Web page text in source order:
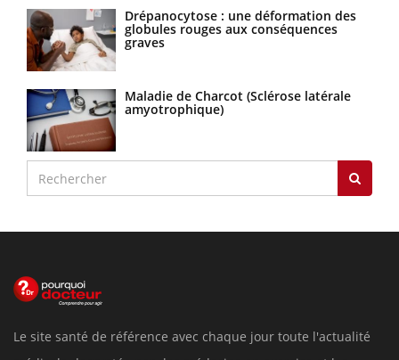
Drépanocytose : une déformation des
globules rouges aux conséquences
graves
Maladie de Charcot (Sclérose latérale
amyotrophique)
Le site santé de référence avec chaque jour toute l'actualité